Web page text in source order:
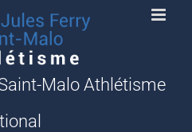
Malo Athlétisme